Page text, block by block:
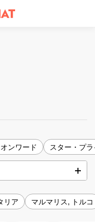
ンワード スター・プ
リア マルマリス, トルコ